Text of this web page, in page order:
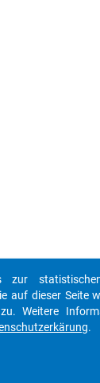
zur
auf dieser Seite
Weitere
.